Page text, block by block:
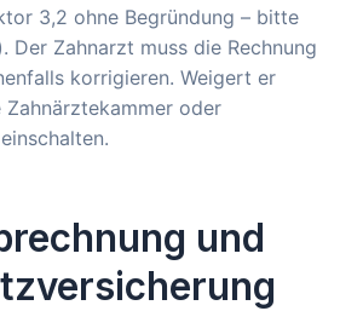
3,2 ohne Begründung – bitte
Der Zahnarzt muss die Rechnung
korrigieren. Weigert er
Zahnärztekammer oder
und